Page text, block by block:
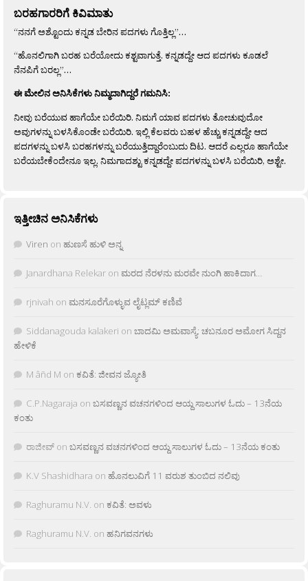
ಬರಹಗಾರರಿಗೆ ಕಿವಿಮಾತು
“ನನಗೆ ಅಶ್ಟೊಂದು ಕನ್ನಡ ಬೇರಿನ ಪದಗಳು ಗೊತ್ತಿಲ್ಲ”…
“ಹೊನಲಿಗಾಗಿ ಬರಹ ಬರೆಯೋದು ಕಶ್ಟವಾಗುತ್ತೆ. ಕನ್ನಡದ್ದೇ ಆದ ಪದಗಳು ಕೂಡಲೆ
ನೆನಪಿಗೆ ಬರಲ್ಲ”…
ಈ ಮೇಲಿನ ಅನಿಸಿಕೆಗಳು ನಿಮ್ಮದಾಗಿದ್ದರೆ ಗಮನಿಸಿ:
ನೀವು ಬರೆಯುವ ಹಾಗೆಯೇ ಬರೆಯಿರಿ. ನಿಮಗೆ ಯಾವ ಪದಗಳು ತೋಚುವುದೋ
ಅವುಗಳನ್ನು ಬಳಸಿಕೊಂಡೇ ಬರೆಯಿರಿ. ಇಲ್ಲಿ ಕೆಲವರು ಬಹಳ ಹೆಚ್ಚು ಕನ್ನಡದ್ದೇ ಆದ
ಪದಗಳನ್ನು ಬಳಸಿ ಬರಹಗಳನ್ನು ಬರೆಯುತ್ತಿದ್ದಾರೆಂಬುದು ದಿಟ. ಆದರೆ ಎಲ್ಲರೂ ಹಾಗೆಯೇ
ಬರೆಯಬೇಕೆಂದೇನೂ ಇಲ್ಲ. ನಿಮಗಾದಶ್ಟು ಕನ್ನಡದ್ದೇ ಪದಗಳನ್ನು ಬಳಸಿ ಬರೆಯಿರಿ, ಅಶ್ಟೇ.
ಇತ್ತೀಚಿನ ಅನಿಸಿಕೆಗಳು
Viren on ಹುಣಸೆ ಹುಳಿ ಅನ್ನ
Janardhana Relekar on ಮರದ ನೆರಳನು ಮರವೇ ನುಂಗಿ ಹಾಕಿದಾಗ…
rjnivah on ಮನಸೂರೆಗೊಳ್ಳುವ ಲೈಟ್ಲಮ್ ಕಣಿವೆ
Siddanagouda kalakeri on ಬಾದಮಿ ಅಮವಾಸ್ಯೆ: ಚಬನೂರ ಅಮೋಗ ಸಿದ್ದನ
ಹೇಳಿಕೆ
M âñd M on ಕವಿತೆ: ಜೀವನ ಜ್ಯೋತಿ
C.P.Nagaraja on ಬಸವಣ್ಣನ ವಚನಗಳಿಂದ ಆಯ್ದ ಸಾಲುಗಳ ಓದು – 13ನೆಯ
ಕಂತು
ರಾಜೀವ್ on ಬಸವಣ್ಣನ ವಚನಗಳಿಂದ ಆಯ್ದ ಸಾಲುಗಳ ಓದು – 13ನೆಯ ಕಂತು
K.V Shashidhara on ಹೊನಲುವಿಗೆ 11 ವರುಶ ತುಂಬಿದ ನಲಿವು
Raghuramu N.V. on ಕವಿತೆ: ಅವಳು
Raghuramu N.V. on ಹನಿಗವನಗಳು